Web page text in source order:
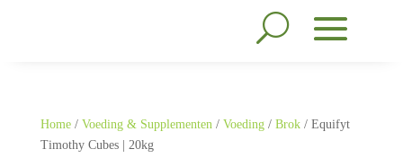
Home/ Voeding & Supplementen/ Voeding/ Brok/ Equifyt
Timothy Cubes | 20kg